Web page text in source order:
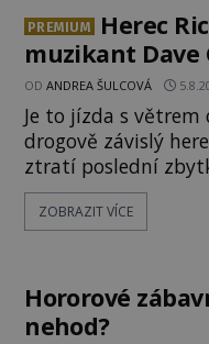
PREMIUM
Herec
muzikant Dave
paranormální
ODANDREA ŠULCOVÁ
Je to jízda s větrem
drogově závislý
ztratí poslední
po silnicích ve svém
řetězu. Vše
Tímto momentem
ZOBRAZIT VÍCE
Hororové
nehod?